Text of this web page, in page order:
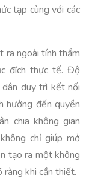
tạp cùng với các
ra ngoài tính thẩm
đích thực tế. Độ
duy trì kết nối
hưởng đến quyền
chia không gian
chỉ giúp mở
tạo ra một không
ràng khi cần thiết.